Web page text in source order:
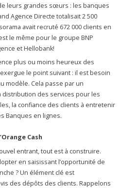
leurs grandes sœurs : les banques
Agence Directe totalisait 2 500
avait recruté 672 000 clients en
le même pour le groupe BNP
et Hellobank!
plus ou moins heureux des
le point suivant : il est besoin
modèle. Cela passe par un
distribution des services pour les
la confiance des clients à entretenir
Banques en lignes.
Cash
entrant, tout est à construire.
en saisissant l’opportunité de
? Un élément clé est
des dépôts des clients. Rappelons